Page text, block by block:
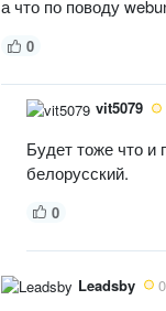
а что по поводу
0
vit5079
Будет тоже что и
белорусский.
0
Leadsby 0